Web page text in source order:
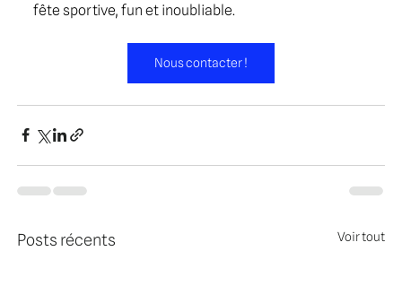
fête sportive, fun et inoubliable.
Nous contacter !
Posts récents Voir tout